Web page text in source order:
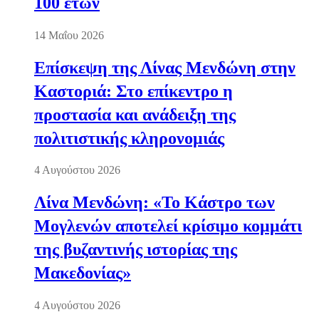
14 Μαΐου 2026
Επίσκεψη της Λίνας Μενδώνη στην
Καστοριά: Στο επίκεντρο η
προστασία και ανάδειξη της
πολιτιστικής κληρονομιάς
4 Αυγούστου 2026
Λίνα Μενδώνη: «Το Κάστρο των
Μογλενών αποτελεί κρίσιμο κομμάτι
της βυζαντινής ιστορίας της
Μακεδονίας»
4 Αυγούστου 2026